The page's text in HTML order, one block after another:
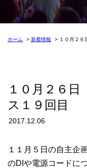
ホーム 新着情報 １０月２６
１０月２６
ス１９回目
2017.12.06
１１月５日の自主企
のDIや電源コードに